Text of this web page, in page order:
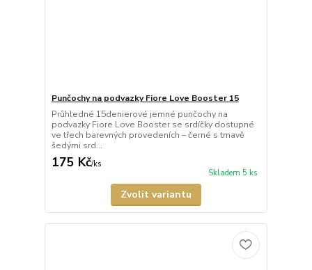
Punčochy na podvazky Fiore Love Booster 15
Průhledné 15denierové jemné punčochy na
podvazky Fiore Love Booster se srdíčky dostupné
ve třech barevných provedeních – černé s tmavě
šedými srd...
175 Kč/ks
Skladem 5 ks
Zvolit variantu